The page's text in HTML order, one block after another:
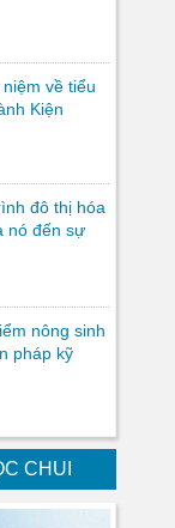
về tiểu
Kiện
đô thị hóa
nó đến sự
nông sinh
pháp kỹ
CHUI